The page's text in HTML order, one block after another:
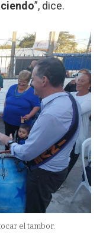
”, dice.
el tambor.